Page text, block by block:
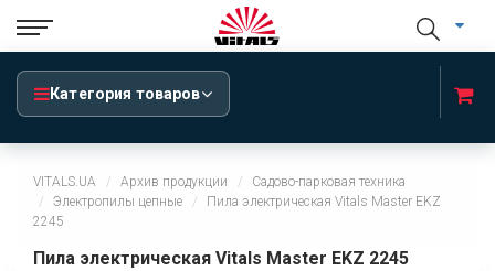
Категория товаров
VITALS.UA Архив продукции
Садово-парковая техника
Электропилы цепные
Пила электрическая Vitals Master EKZ
2245
Пила электрическая Vitals Master EKZ 2245